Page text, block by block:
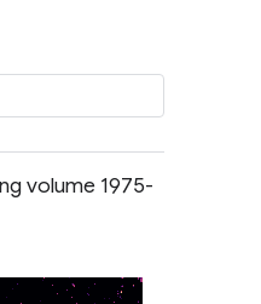
volume 1975-